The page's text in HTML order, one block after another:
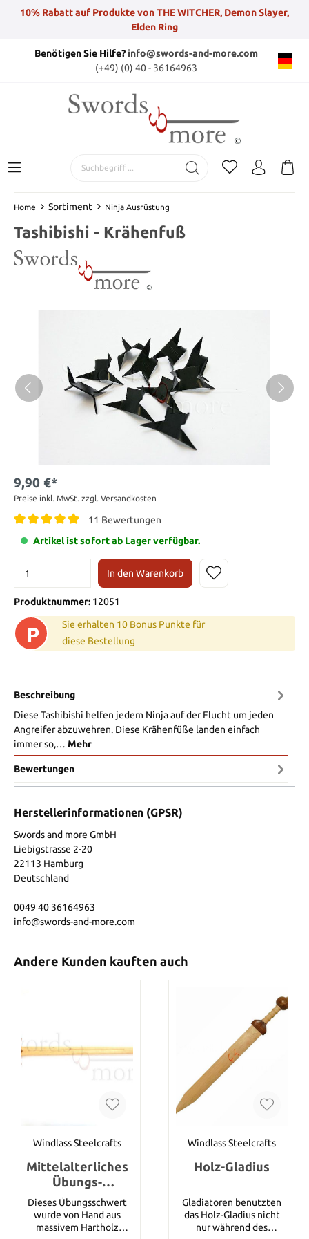
10% Rabatt auf Produkte von THE WITCHER, Demon Slayer,
Elden Ring
Benötigen Sie Hilfe?info@swords-and-more.com
(+49) (0) 40 - 36164963
Home Sortiment Ninja Ausrüstung
Tashibishi - Krähenfuß
9,90 €*
Preise inkl. MwSt. zzgl. Versandkosten
11 Bewertungen
Artikel ist sofort ab Lager verfügbar.
In den Warenkorb
Produktnummer: 12051
P
Sie erhalten 10 Bonus Punkte für
diese Bestellung
Beschreibung
Diese Tashibishi helfen jedem Ninja auf der Flucht um jeden
Angreifer abzuwehren. Diese Krähenfüße landen einfach
immer so,… Mehr
Bewertungen
Herstellerinformationen (GPSR)
Swords and more GmbH
Liebigstrasse 2-20
22113 Hamburg
Deutschland
0049 40 36164963
info@swords-and-more.com
Andere Kunden kauften auch
Windlass Steelcrafts
Mittelalterliches
Übungs-
Einhandschwert
Dieses Übungsschwert
wurde von Hand aus
massivem Hartholz
Windlass Steelcrafts
Holz-Gladius
Gladiatoren benutzten
das Holz-Gladius nicht
nur während des